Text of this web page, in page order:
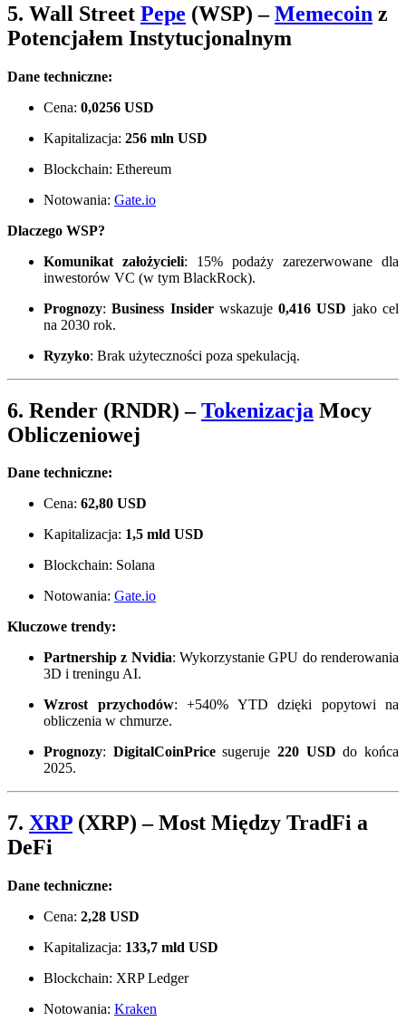
5. Wall Street Pepe (WSP) –Memecoin z
Potencjałem Instytucjonalnym
Dane techniczne:
Cena: 0,0256 USD
Kapitalizacja: 256 mln USD
Blockchain: Ethereum
Notowania: Gate.io
Dlaczego WSP?
Komunikat założycieli: 15% podaży zarezerwowane dla
inwestorów VC (w tym BlackRock).
Prognozy:Business Insiderwskazuje0,416 USD jako cel
na 2030 rok.
Ryzyko: Brak użyteczności poza spekulacją.
6. Render (RNDR) –Tokenizacja Mocy
Obliczeniowej
Dane techniczne:
Cena: 62,80 USD
Kapitalizacja: 1,5 mld USD
Blockchain: Solana
Notowania: Gate.io
Kluczowe trendy:
Partnership z Nvidia: Wykorzystanie GPU do renderowania
3D i treningu AI.
Wzrost przychodów: +540% YTD dzięki popytowi na
obliczenia w chmurze.
Prognozy: DigitalCoinPricesugeruje220 USD do końca
2025.
7. XRP (XRP) – Most Między TradFi a
DeFi
Dane techniczne:
Cena: 2,28 USD
Kapitalizacja: 133,7 mld USD
Blockchain: XRP Ledger
Notowania: Kraken